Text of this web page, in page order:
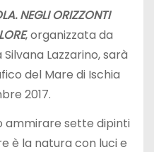
NEGLI ORIZZONTI
, organizzata da
Lazzarino, sarà
del Mare di Ischia
2017.
ammirare sette dipinti
è la natura con luci e